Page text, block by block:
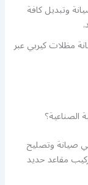
وتبديل كافة
مظلات كيربي عبر
صيانة وتصليح
مقاعد حديد